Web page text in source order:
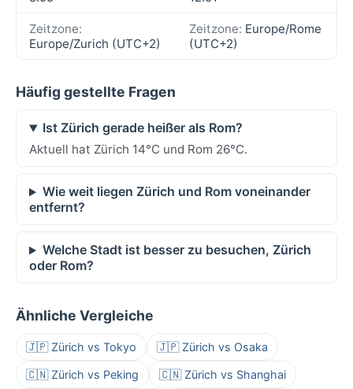
Zeitzone:
Europe/Zurich (UTC+2)
Zeitzone: Europe/Rome
(UTC+2)
Häufig gestellte Fragen
Ist Zürich gerade heißer als Rom?
Aktuell hat Zürich 14°C und Rom 26°C.
Wie weit liegen Zürich und Rom voneinander
entfernt?
Welche Stadt ist besser zu besuchen, Zürich
oder Rom?
Ähnliche Vergleiche
🇯🇵 Zürich vs Tokyo 🇯🇵 Zürich vs Osaka
🇨🇳 Zürich vs Peking 🇨🇳 Zürich vs Shanghai